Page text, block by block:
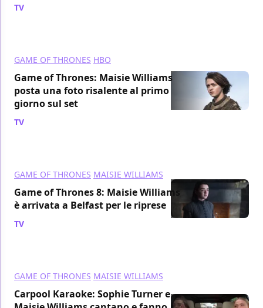
TV
GAME OF THRONES HBO
Game of Thrones: Maisie Williams
posta una foto risalente al primo
giorno sul set
TV
GAME OF THRONES MAISIE WILLIAMS
Game of Thrones 8: Maisie Williams
è arrivata a Belfast per le riprese
TV
GAME OF THRONES MAISIE WILLIAMS
Carpool Karaoke: Sophie Turner e